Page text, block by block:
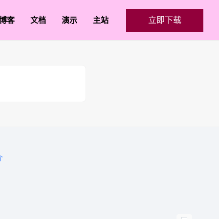
客 文档 演示 主站 立即下载